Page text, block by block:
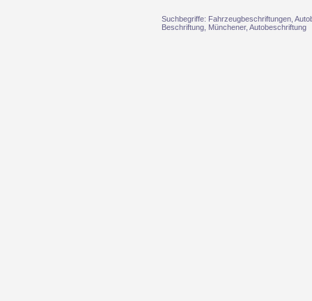
Suchbegriffe: Fahrzeugbeschriftungen,
Beschriftung, Münchener, Autobeschriftung